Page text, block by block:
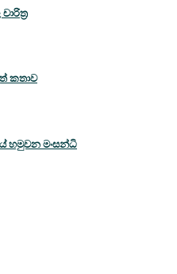
කතාව
හමුවන මංසන්ධි